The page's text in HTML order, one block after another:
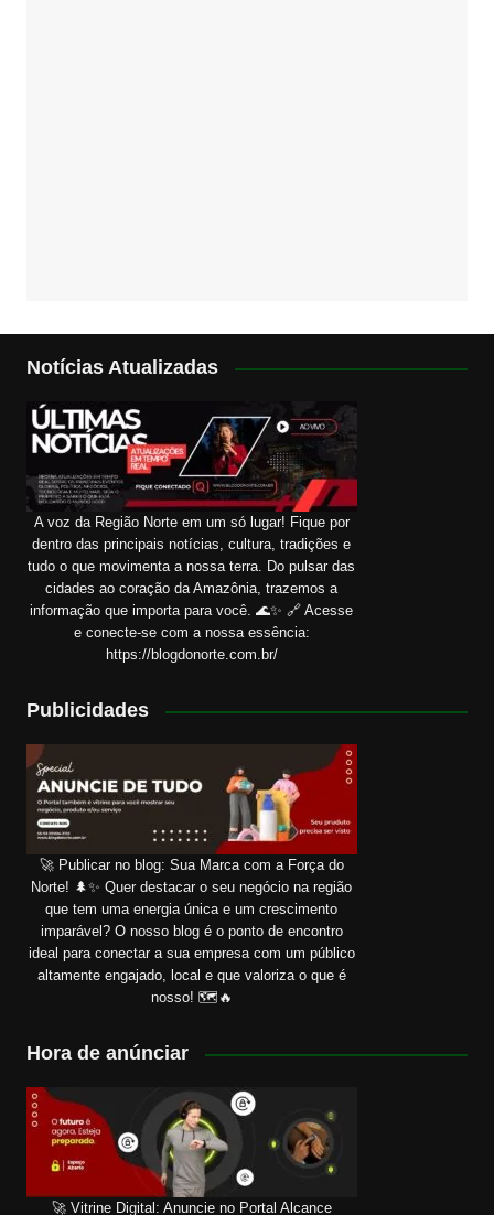
Notícias Atualizadas
A voz da Região Norte em um só lugar! Fique por
dentro das principais notícias, cultura, tradições e
tudo o que movimenta a nossa terra. Do pulsar das
cidades ao coração da Amazônia, trazemos a
informação que importa para você. 🌊✨ 🔗 Acesse
e conecte-se com a nossa essência:
https://blogdonorte.com.br/
Publicidades
🚀 Publicar no blog: Sua Marca com a Força do
Norte! 🌲✨ Quer destacar o seu negócio na região
que tem uma energia única e um crescimento
imparável? O nosso blog é o ponto de encontro
ideal para conectar a sua empresa com um público
altamente engajado, local e que valoriza o que é
nosso! 🗺️🔥
Hora de anúnciar
🚀 Vitrine Digital: Anuncie no Portal Alcance